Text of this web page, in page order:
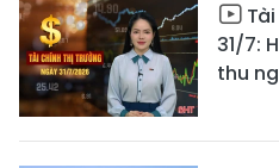
31/7:
thu